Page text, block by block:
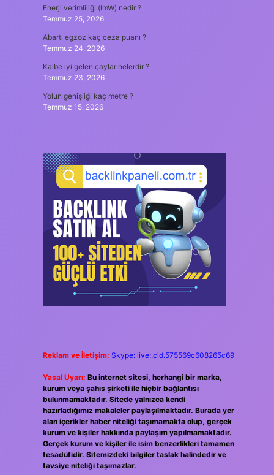
Enerji verimliliği (lmW) nedir ?
Temmuz 25, 2026
Abartı egzoz kaç ceza puanı ?
Temmuz 24, 2026
Kalbe iyi gelen çaylar nelerdir ?
Temmuz 23, 2026
Yolun genişliği kaç metre ?
Temmuz 15, 2026
Reklam ve İletişim: Skype: live:.cid.575569c608265c69
Yasal Uyarı: Bu internet sitesi, herhangi bir marka,
kurum veya şahıs şirketi ile hiçbir bağlantısı
bulunmamaktadır. Sitede yalnızca kendi
hazırladığımız makaleler paylaşılmaktadır. Burada yer
alan içerikler haber niteliği taşımamakta olup, gerçek
kurum ve kişiler hakkında paylaşım yapılmamaktadır.
Gerçek kurum ve kişiler ile isim benzerlikleri tamamen
tesadüfidir. Sitemizdeki bilgiler taslak halindedir ve
tavsiye niteliği taşımazlar.